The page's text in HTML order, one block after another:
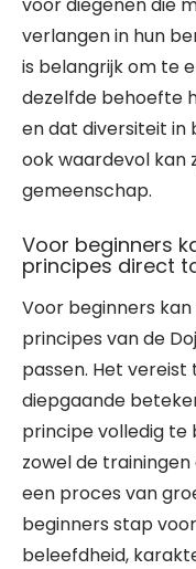
verlangen in hun
is belangrijk om te
dezelfde behoefte
en dat diversiteit in
ook waardevol kan
gemeenschap.
Voor beginners
principes direct
Voor beginners
principes van de
passen. Het
diepgaande
principe volledig te
zowel de trainingen
een proces van
beginners stap
beleefdheid,